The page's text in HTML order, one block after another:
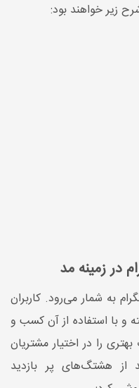
زیر خواهند بود:
در زمینه مد
به شمار می‌رود. کاربران
و با استفاده از آن کسب و
را در اختیار مشتریان
از هشتگ‌های پر بازدید